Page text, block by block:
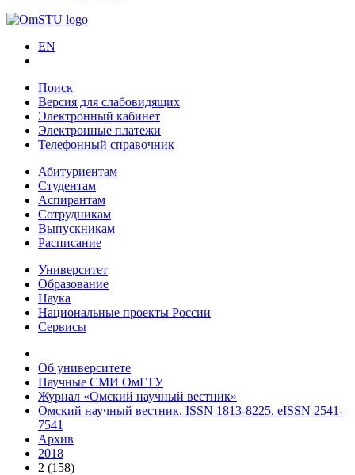
EN
Поиск
Версия для слабовидящих
Электронный кабинет
Электронные платежи
Телефонный справочник
Абитуриентам
Студентам
Аспирантам
Сотрудникам
Выпускникам
Расписание
Университет
Образование
Наука
Национальные проекты России
Сервисы
Об университете
Научные СМИ ОмГТУ
Журнал «Омский научный вестник»
Омский научный вестник. ISSN 1813-8225. eISSN 2541-
7541
Архив
2018
2 (158)